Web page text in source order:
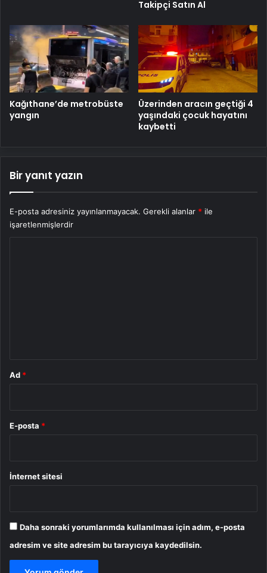
Takipçi Satın Al
Kağıthane’de metrobüste
yangın
Üzerinden aracın geçtiği 4
yaşındaki çocuk hayatını
kaybetti
Bir yanıt yazın
E-posta adresiniz yayınlanmayacak. Gerekli alanlar * ile
işaretlenmişlerdir
Ad *
E-posta *
İnternet sitesi
Daha sonraki yorumlarımda kullanılması için adım, e-posta
adresim ve site adresim bu tarayıcıya kaydedilsin.